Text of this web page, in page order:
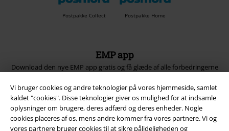
Vi bruger cookies og andre teknologier på vores hjemmeside, samlet
kaldet "cookies". Disse teknologier giver os mulighed for at indsamle
oplysninger om brugere, deres adfærd og deres enheder. Nogle
cookies placeres af os, mens andre kommer fra vores partnere. Vi og
vores partnere bruger cookies til at sikre pålideligheden og
Postpakke Collect Postpakke Home
EMP app
Download den nye EMP app gratis og få glæde af alle forbedringerne